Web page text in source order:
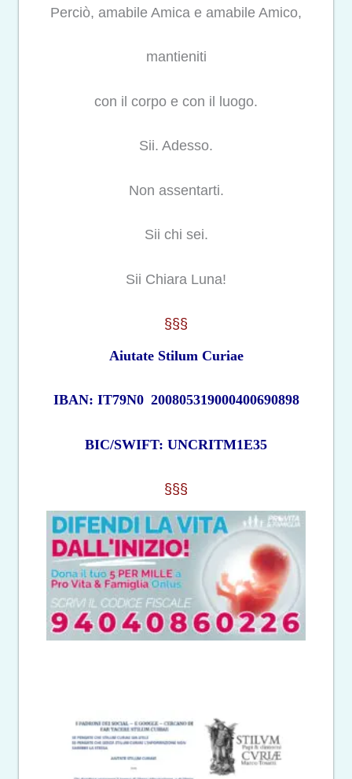
Perciò, amabile Amica e amabile Amico,
mantieniti
con il corpo e con il luogo.
Sii. Adesso.
Non assentarti.
Sii chi sei.
Sii Chiara Luna!
§§§
Aiutate Stilum Curiae
IBAN: IT79N0 200805319000400690898
BIC/SWIFT: UNCRITM1E35
§§§